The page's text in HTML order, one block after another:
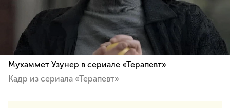
Мухаммет Узунер в сериале «Терапевт»
Кадр из сериала «Терапевт»